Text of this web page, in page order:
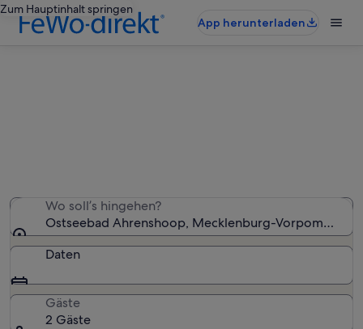
Zum Hauptinhalt springen
App herunterladen
Wo soll’s hingehen?
Ostseebad Ahrenshoop, Mecklenburg-Vorpommern,
Daten
Gäste
2 Gäste